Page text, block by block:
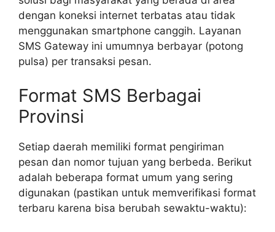
dengan koneksi internet terbatas atau tidak
menggunakan smartphone canggih. Layanan
SMS Gateway ini umumnya berbayar (potong
pulsa) per transaksi pesan.
Format SMS Berbagai
Provinsi
Setiap daerah memiliki format pengiriman
pesan dan nomor tujuan yang berbeda. Berikut
adalah beberapa format umum yang sering
digunakan (pastikan untuk memverifikasi format
terbaru karena bisa berubah sewaktu-waktu):